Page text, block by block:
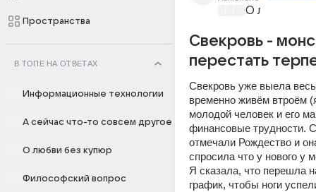
Пространства
В ТОПЕ НА ОТВЕТАХ
Информационные технологии
А сейчас что-то совсем другое
О любви без купюр
Философский вопрос
О любви без
Свекровь -
перестать
Свекровь уже выела
временно живём втроём
молодой человек и его
финансовые трудности.
отмечали Рождество и
спросила что у нового у
Я сказала, что перешла
график, чтобы ноги